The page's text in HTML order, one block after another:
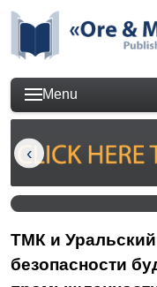
Menu
ТМК и
безопасности